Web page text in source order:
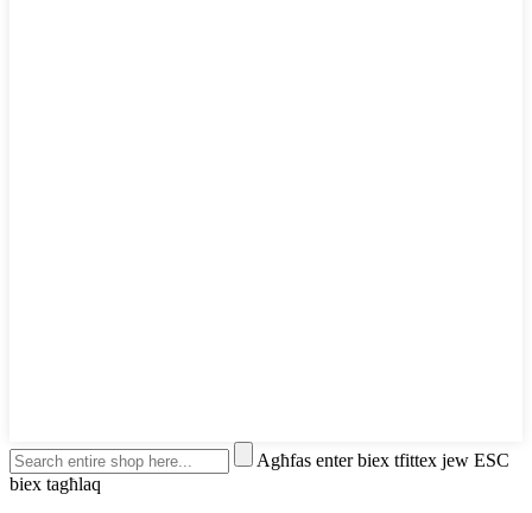
Agħfas enter biex tfittex jew ESC
biex tagħlaq